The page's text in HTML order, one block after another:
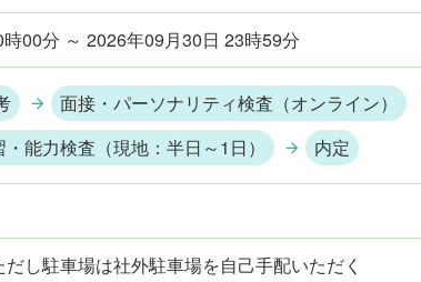
00分 ～ 2026年09月30日 23時59分
面接・パーソナリティ検査（オンライン）
能力検査（現地：半日～1日）
内定
し駐車場は社外駐車場を自己手配いただく